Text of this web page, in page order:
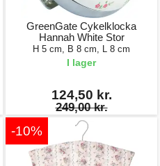
GreenGate Cykelklocka
Hannah White Stor
H 5 cm, B 8 cm, L 8 cm
I lager
124,50 kr.
249,00 kr.
-10%